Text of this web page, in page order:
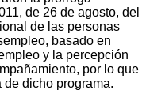
de 26 de agosto, del
de las personas
basado en
y la percepción
por lo que
dicho programa.